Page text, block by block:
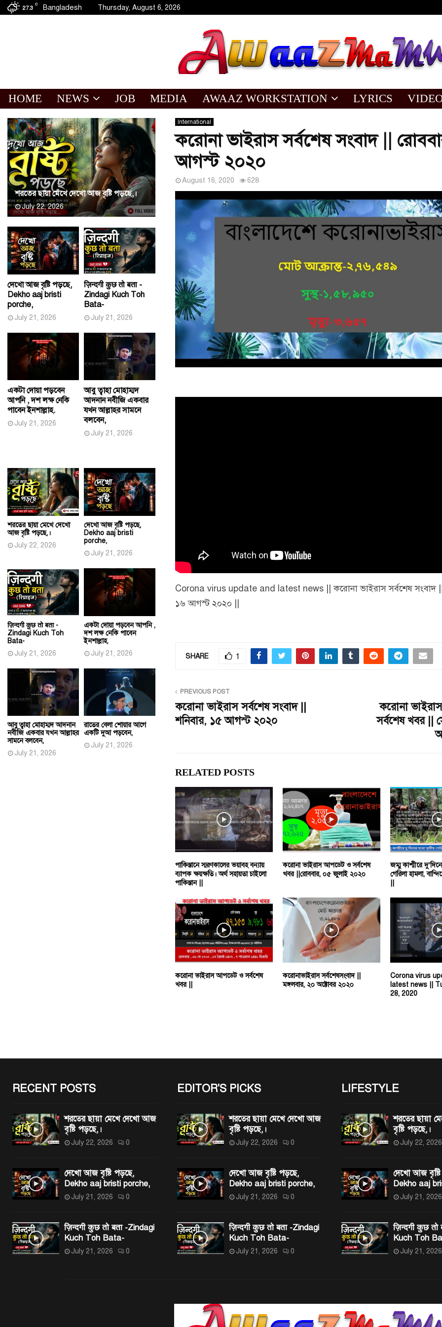
27.3
C Bangladesh Thursday, August 6, 2026
HOME NEWS JOB MEDIA AWAAZ WORKSTATION LYRICS
International
করোনা ভাইরাস সর্বশেষ সংবাদ ||
আগস্ট ২০২০
August 16, 2020 628
Corona virus update and latest news || করোনা ভাইরাস সর্বশেষ সংবাদ
১৬ আগস্ট ২০২০ ||
SHARE 1
PREVIOUS POST
করোনা ভাইরাস সর্বশেষ সংবাদ ||
শনিবার, ১৫ আগস্ট ২০২০
করোনা
সর্বশেষ খবর ||
RELATED POSTS
পাকিস্তানে স্মরণকালের ভয়াবহ বন্যায়
ব্যাপক ক্ষয়ক্ষতি। অর্থ সহায়তা চাইলো
পাকিস্তান ||
করোনা ভাইরাস আপডেট ও সর্বশেষ
খবর ||রোববার, ০৫ জুলাই ২০২০
জম্মু কাশ্মীরে
গেরিলা হামলা,
করোনা ভাইরাস আপডেট ও সর্বশেষ
খবর ||
করোনাভাইরাস সর্বশেষসংবাদ ||
মঙ্গলবার, ২০ অক্টোবর ২০২০
Corona virus
latest news ||
28, 2020
শরতের ছায়া মেখে দেখো আজ বৃষ্টি পড়ছে,।
July 22, 2026
দেখো আজ বৃষ্টি পড়ছে,
Dekho aaj bristi
porche,
July 21, 2026
ज़िन्दगी कुछ तो बता -
Zindagi Kuch Toh
Bata-
July 21, 2026
একটা দোয়া পড়বেন
আপনি , দশ লক্ষ নেকি
পাবেন ইনশাল্লাহ.
July 21, 2026
আবু ত্বাহা মোহাম্মদ
আদনান নবীজি একবার
যখন আল্লাহর সামনে
বলবেন,
July 21, 2026
শরতের ছায়া মেখে দেখো
আজ বৃষ্টি পড়ছে,।
July 22, 2026
দেখো আজ বৃষ্টি পড়ছে,
Dekho aaj bristi
porche,
July 21, 2026
ज़िन्दगी कुछ तो बता -
Zindagi Kuch Toh
Bata-
July 21, 2026
একটা দোয়া পড়বেন আপনি ,
দশ লক্ষ নেকি পাবেন
ইনশাল্লাহ.
July 21, 2026
আবু ত্বাহা মোহাম্মদ আদনান
নবীজি একবার যখন আল্লাহর
সামনে বলবেন,
July 21, 2026
রাতের বেলা শোয়ার আগে
একটি দুআ পড়বেন,
July 21, 2026
RECENT POSTS
শরতের ছায়া মেখে দেখো আজ
বৃষ্টি পড়ছে,।
July 22, 2026 0
দেখো আজ বৃষ্টি পড়ছে,
Dekho aaj bristi porche,
July 21, 2026 0
ज़िन्दगी कुछ तो बता -Zindagi
Kuch Toh Bata-
July 21, 2026 0
EDITOR'S PICKS
শরতের ছায়া মেখে দেখো আজ
বৃষ্টি পড়ছে,।
July 22, 2026 0
দেখো আজ বৃষ্টি পড়ছে,
Dekho aaj bristi porche,
July 21, 2026 0
ज़िन्दगी कुछ तो बता -Zindagi
Kuch Toh Bata-
July 21, 2026 0
LIFESTYLE
শরতের ছায়া
বৃষ্টি পড়ছে,।
July 22, 2026
দেখো আজ
Dekho aaj
July 21, 2026
ज़िन्दगी कुछ
Kuch Toh
July 21, 2026